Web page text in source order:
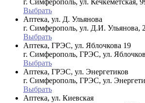
Выбрать
Аптека, ул. Д. Ульянова
г. Симферополь, ул. Д.И. Ульянова,
Выбрать
Аптека, ГРЭС, ул. Яблочкова 19
г. Симферополь, ГРЭС, ул.
Выбрать
Аптека, ГРЭС, ул. Энергетиков
г. Симферополь, ГРЭС, ул.
Выбрать
Аптека, ул. Киевская